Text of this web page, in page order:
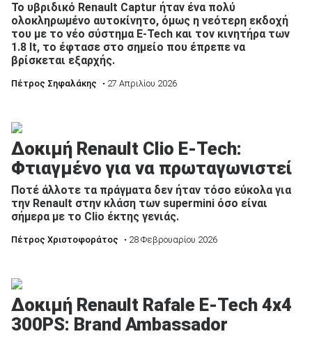
Το υβριδικό Renault Captur ήταν ένα πολύ
ολοκληρωμένο αυτοκίνητο, όμως η νεότερη εκδοχή
του με το νέο σύστημα E-Tech και τον κινητήρα των
1.8 lt, το έφτασε στο σημείο που έπρεπε να
βρίσκεται εξαρχής.
Πέτρος Σηφαλάκης • 27 Απριλίου 2026
Δοκιμή Renault Clio E-Tech:
Φτιαγμένο για να πρωταγωνιστεί
Ποτέ άλλοτε τα πράγματα δεν ήταν τόσο εύκολα για
την Renault στην κλάση των supermini όσο είναι
σήμερα με το Clio έκτης γενιάς.
Πέτρος Χριστοφοράτος • 28 Φεβρουαρίου 2026
Δοκιμή Renault Rafale E-Tech 4x4
300PS: Brand Ambassador